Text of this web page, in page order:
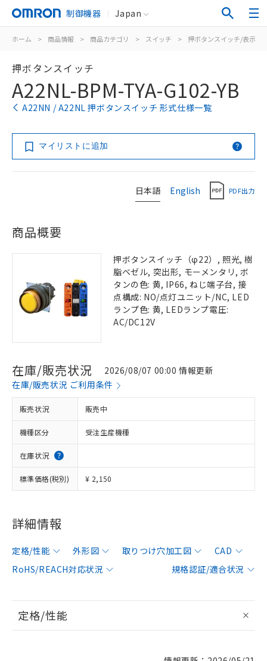
制御機器 Japan
ホーム > 商品情報 > 商品カテゴリ > スイッチ > 押ボタンスイッチ/表示灯
押ボタンスイッチ
A22NL-BPM-TYA-G102-YB
A22NN / A22NL 押ボタンスイッチ 形式仕様一覧
マイリストに追加
日本語 English PDF出力
商品概要
押ボタンスイッチ（φ22）, 照光, 樹
脂ベゼル, 突出形, モーメンタリ, ボ
タンの色: 黄, IP66, ねじ端子台, 接
点構成: NO/点灯ユニット/NC, LED
ランプ色: 黄, LEDランプ電圧:
AC/DC12V
在庫/販売状況
2026/08/07 00:00 情報更新
在庫/販売状況 ご利用条件
販売状況 販売中
機種区分 受注生産機種
在庫状況
標準価格(税別) ¥ 2,150
詳細情報
定格/性能 外形図 取りつけ穴加工図
CAD
RoHS/REACH対応状況
規格認証/適合状況
定格/性能